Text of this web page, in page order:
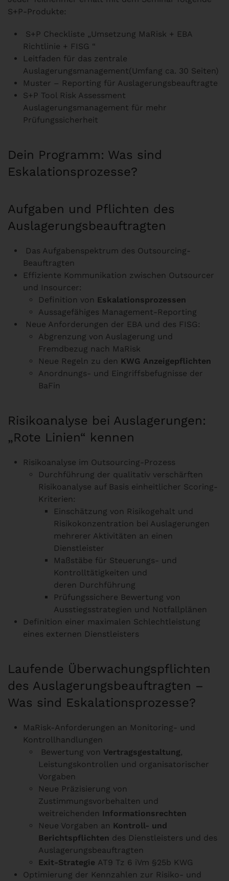
S+P-Produkte:
S+P Checkliste „Umsetzung MaRisk + EBA
Richtlinie + FISG “
Leitfaden für das zentrale
Auslagerungsmanagement(Umfang ca. 30 Seiten)
Muster – Reporting für Auslagerungsbeauftragte
S+P Tool Risk Assessment
Auslagerungsmanagement für mehr
Prüfungssicherheit
Dein Programm: Was sind
Eskalationsprozesse?
Aufgaben und Pflichten des
Auslagerungsbeauftragten
Das Aufgabenspektrum des Outsourcing-
Beauftragten
Effiziente Kommunikation zwischen Outsourcer
und Insourcer:
Definition von Eskalationsprozessen
Aussagefähiges Management-Reporting
Neue Anforderungen der EBA und des FISG:
Abgrenzung von Auslagerung und
Fremdbezug nach MaRisk
Neue Regeln zu den KWG Anzeigepflichten
Anordnungs- und Eingriffsbefugnisse der
BaFin
Risikoanalyse bei Auslagerungen:
„Rote Linien“ kennen
Risikoanalyse im Outsourcing-Prozess
Durchführung der qualitativ verschärften
Risikoanalyse auf Basis einheitlicher Scoring-
Kriterien:
Einschätzung von Risikogehalt und
Risikokonzentration bei Auslagerungen
mehrerer Aktivitäten an einen
Dienstleister
Maßstäbe für Steuerungs- und
Kontrolltätigkeiten und
deren Durchführung
Prüfungssichere Bewertung von
Ausstiegsstrategien und Notfallplänen
Definition einer maximalen Schlechtleistung
eines externen Dienstleisters
Laufende Überwachungspflichten
des Auslagerungsbeauftragten –
Was sind Eskalationsprozesse?
MaRisk-Anforderungen an Monitoring- und
Kontrollhandlungen
Bewertung von Vertragsgestaltung,
Leistungskontrollen und organisatorischer
Vorgaben
Neue Präzisierung von
Zustimmungsvorbehalten und
weitreichenden Informationsrechten
Neue Vorgaben an Kontroll- und
Berichtspflichten des Dienstleisters und des
Auslagerungsbeauftragten
Exit-Strategie AT9 Tz 6 iVm §25b KWG
Optimierung der Kennzahlen zur Risiko- und